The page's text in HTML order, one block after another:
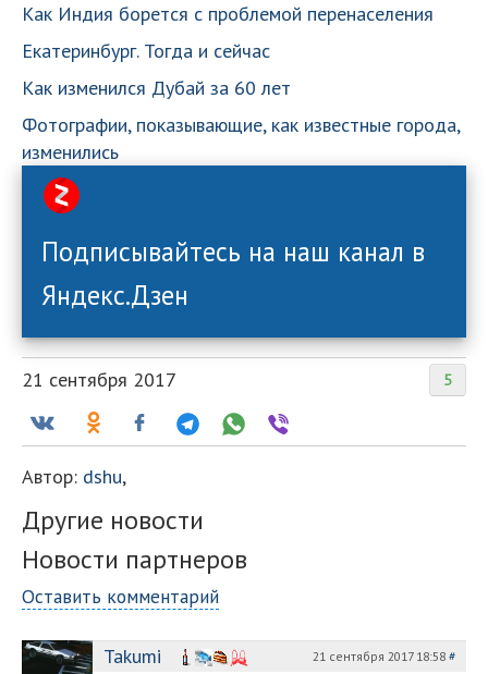
Как Индия борется с проблемой перенаселения
Екатеринбург. Тогда и сейчас
Как изменился Дубай за 60 лет
Фотографии, показывающие, как известные города,
изменились
Подписывайтесь на наш канал в
Яндекс.Дзен
5
21 сентября 2017
Автор: dshu,
Другие новости
Новости партнеров
Оставить комментарий
Takumi 21 сентября 2017 18:58 #